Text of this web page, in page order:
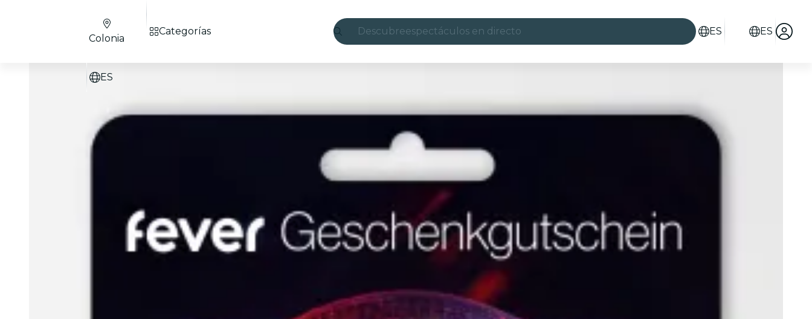
Descubreespectáculos en directo
Londres
experiencias y ciudades
exposiciones
Seúl
recorridos por la ciudad
restaurantes
ES ES
Colonia
ES
Categorías